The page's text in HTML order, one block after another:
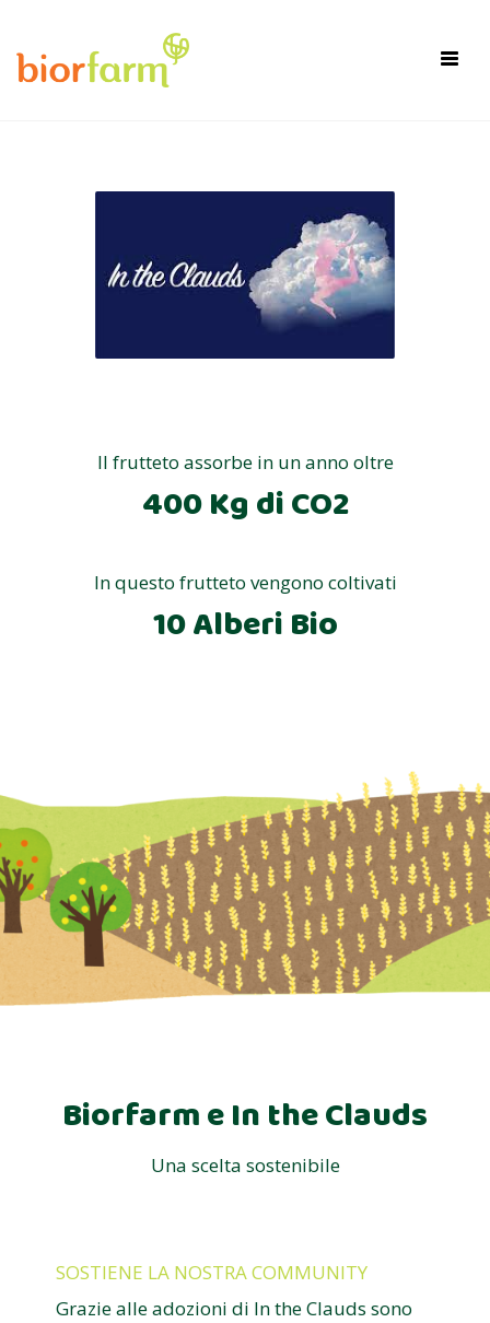
Il frutteto assorbe in un anno oltre
400 Kg di CO2
In questo frutteto vengono coltivati
10 Alberi Bio
Biorfarm e In the Clauds
Una scelta sostenibile
SOSTIENE LA NOSTRA COMMUNITY
Grazie alle adozioni di In the Clauds sono